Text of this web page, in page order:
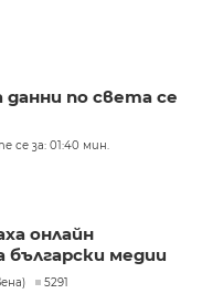
по света се
се за: 01:40 мин.
онлайн
български медии
5291